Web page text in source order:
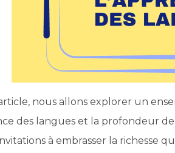
nous allons explorer un
des langues et la profondeur
à embrasser la richesse